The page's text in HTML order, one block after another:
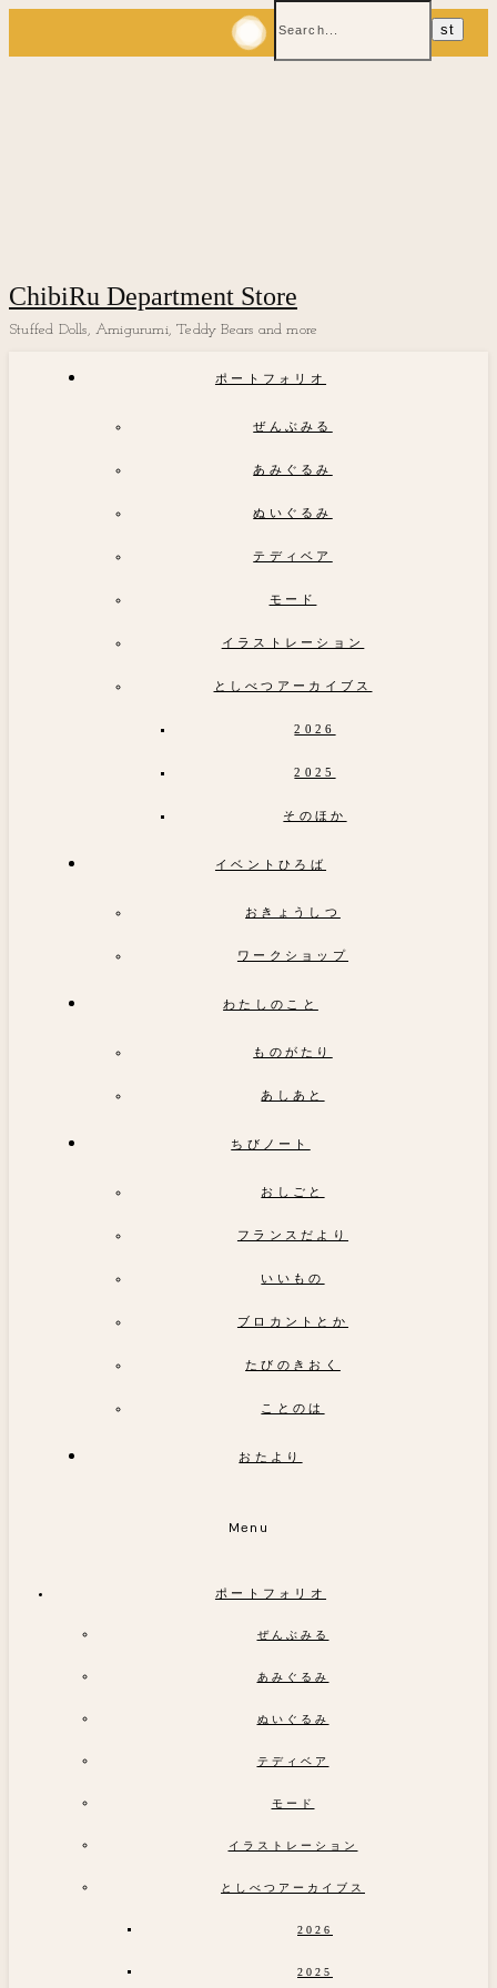
ChibiRu Department Store
Stuffed Dolls, Amigurumi, Teddy Bears and more
ポートフォリオ
ぜんぶみる
あみぐるみ
ぬいぐるみ
テディベア
モード
イラストレーション
としべつアーカイブス
2026
2025
そのほか
イベントひろば
おきょうしつ
ワークショップ
わたしのこと
ものがたり
あしあと
ちびノート
おしごと
フランスだより
いいもの
ブロカントとか
たびのきおく
ことのは
おたより
Menu
ポートフォリオ
ぜんぶみる
あみぐるみ
ぬいぐるみ
テディベア
モード
イラストレーション
としべつアーカイブス
2026
2025